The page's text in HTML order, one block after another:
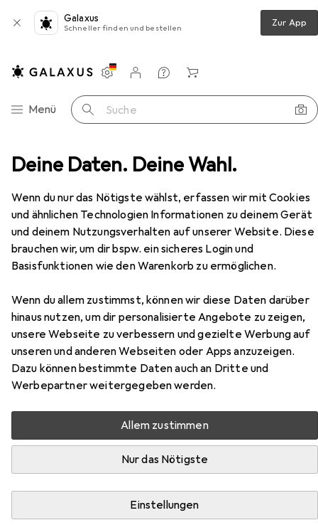
Deine Daten. Deine Wahl.
Wenn du nur das Nötigste wählst, erfassen wir mit Cookies
und ähnlichen Technologien Informationen zu deinem Gerät
und deinem Nutzungsverhalten auf unserer Website. Diese
brauchen wir, um dir bspw. ein sicheres Login und
Basisfunktionen wie den Warenkorb zu ermöglichen.
Wenn du allem zustimmst, können wir diese Daten darüber
hinaus nutzen, um dir personalisierte Angebote zu zeigen,
unsere Webseite zu verbessern und gezielte Werbung auf
unseren und anderen Webseiten oder Apps anzuzeigen.
Dazu können bestimmte Daten auch an Dritte und
Werbepartner weitergegeben werden.
Allem zustimmen
Nur das Nötigste
Einstellungen
Galaxus
Schneller finden und bestellen Zur App
Navigation nach Kategorien
Menü Suche
Einstellungen
Kundenkonto
Vergleichslisten
Merklisten
Warenkorb
+ Schliesszylinder BKS Panikschlösser B-23220
EUR
409,–
Panikschlösser B-23220
Zubehör für BKS Panikschlösser
B-23220
Panikschlösser B-23220 aus der Kategorie Türgriff +
Türgarnitur.